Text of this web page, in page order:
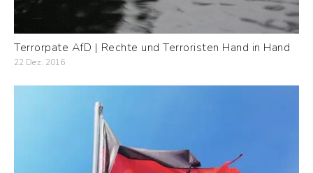
Terrorpate AfD | Rechte und Terroristen Hand in Hand
22 Dez. 2016